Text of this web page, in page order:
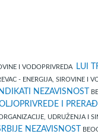
I VODOPRIVREDA LUI
- ENERGIJA, SIROVINE I
NEZAVISNOST
I
UDRUŽENJA I
NEZAVISNOST